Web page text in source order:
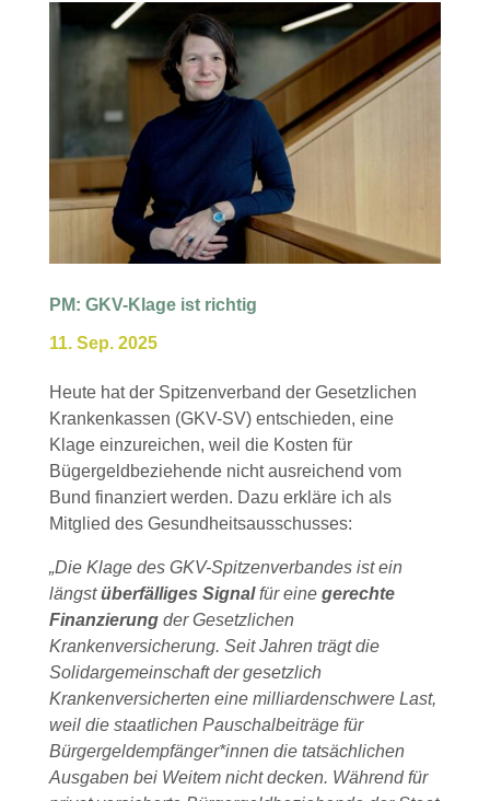
PM: GKV-Klage ist richtig
11. Sep. 2025
Heute hat der Spitzenverband der Gesetzlichen
Krankenkassen (GKV-SV) entschieden, eine
Klage einzureichen, weil die Kosten für
Bügergeldbeziehende nicht ausreichend vom
Bund finanziert werden. Dazu erkläre ich als
Mitglied des Gesundheitsausschusses:
„Die Klage des GKV-Spitzenverbandes ist ein
längstüberfälliges Signalfür eine gerechte
Finanzierungder Gesetzlichen
Krankenversicherung. Seit Jahren trägt die
Solidargemeinschaft der gesetzlich
Krankenversicherten eine milliardenschwere Last,
weil die staatlichen Pauschalbeiträge für
Bürgergeldempfänger*innen die tatsächlichen
Ausgaben bei Weitem nicht decken. Während für